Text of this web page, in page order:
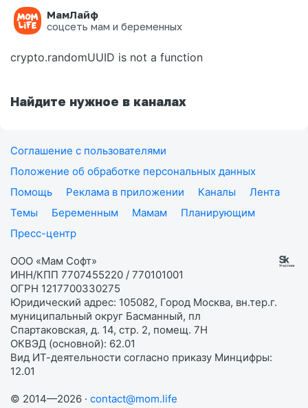
МамЛайф
соцсеть мам и беременных
Ошибка на странице
crypto.randomUUID is not a function
Найдите нужное в каналах
Соглашение с пользователями
Положение об обработке персональных данных
Помощь
Реклама в приложении Каналы
Лента
Темы
Беременным Мамам
Планирующим
Пресс-центр
ООО «Мам Софт»
ИНН/КПП 7707455220 / 770101001
ОГРН 1217700330275
Юридический адрес: 105082, Город Москва, вн.тер.г.
муниципальный округ Басманный, пл
Спартаковская, д. 14, стр. 2, помещ. 7Н
ОКВЭД (основной): 62.01
Вид ИТ-деятельности согласно приказу Минцифры:
12.01
© 2014—2026 · contact@mom.life